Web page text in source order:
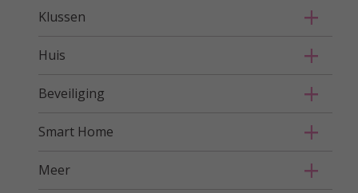
Klussen
Huis
Beveiliging
Smart Home
Meer